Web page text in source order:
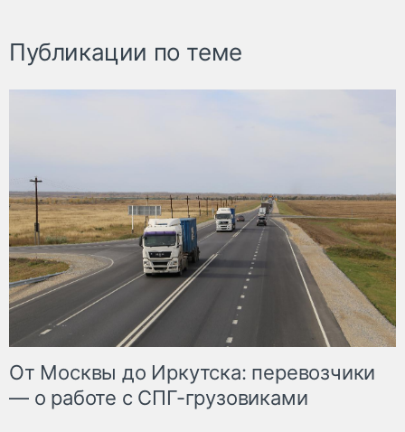
Публикации по теме
От Москвы до Иркутска: перевозчики
— о работе с СПГ-грузовиками